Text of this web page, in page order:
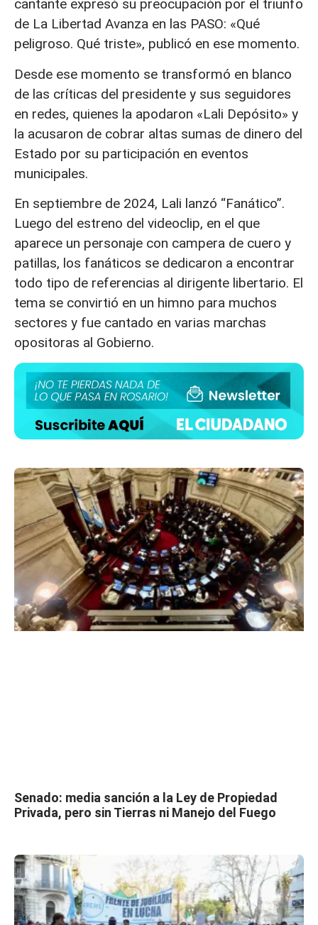
cantante expresó su preocupación por el triunfo
de La Libertad Avanza en las PASO: «Qué
peligroso. Qué triste», publicó en ese momento.
Desde ese momento se transformó en blanco
de las críticas del presidente y sus seguidores
en redes, quienes la apodaron «Lali Depósito» y
la acusaron de cobrar altas sumas de dinero del
Estado por su participación en eventos
municipales.
En septiembre de 2024, Lali lanzó “Fanático”.
Luego del estreno del videoclip, en el que
aparece un personaje con campera de cuero y
patillas, los fanáticos se dedicaron a encontrar
todo tipo de referencias al dirigente libertario. El
tema se convirtió en un himno para muchos
sectores y fue cantado en varias marchas
opositoras al Gobierno.
Senado: media sanción a la Ley de Propiedad
Privada, pero sin Tierras ni Manejo del Fuego